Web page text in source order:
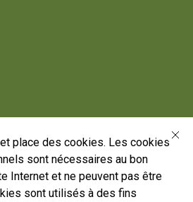
place des cookies. Les cookies
sont nécessaires au bon
Internet et ne peuvent pas être
sont utilisés à des fins